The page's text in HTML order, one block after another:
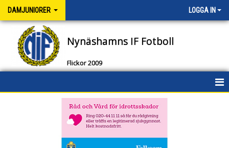
DAMJUNIORER LOGGA IN
Nynäshamns IF Fotboll
Flickor 2009